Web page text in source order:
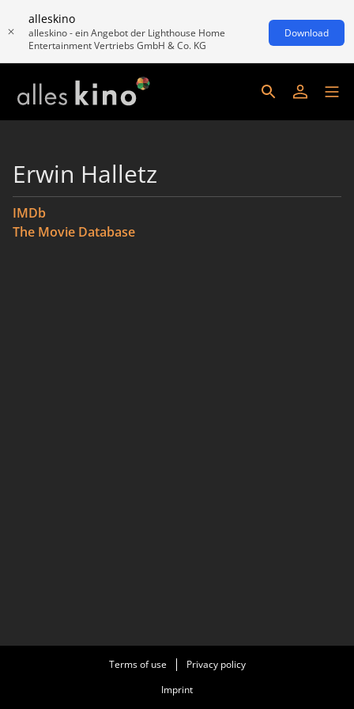
alleskino
alleskino - ein Angebot der Lighthouse Home
Entertainment Vertriebs GmbH & Co. KG
Download
Erwin Halletz
IMDb
The Movie Database
Terms of use
Privacy policy
Imprint